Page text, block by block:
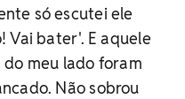
só escutei ele
Vai bater'. E aquele
meu lado foram
Não sobrou